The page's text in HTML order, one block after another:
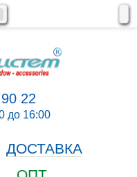
22
до 16:00
ДОСТАВКА